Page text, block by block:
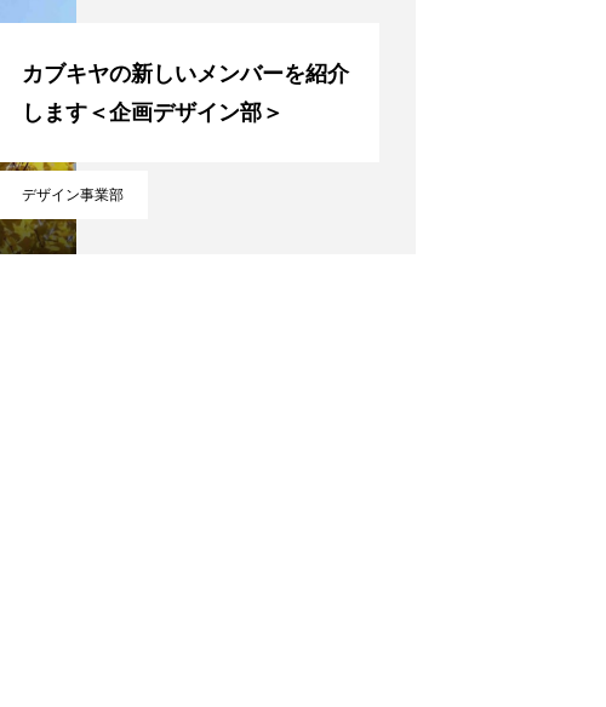
デザイン事業部
カブキヤの新しいメンバーを紹介
します＜企画デザイン部＞